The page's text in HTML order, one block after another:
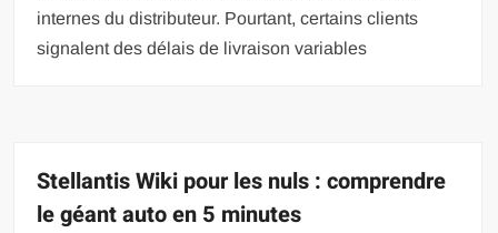
internes du distributeur. Pourtant, certains clients
signalent des délais de livraison variables
Stellantis Wiki pour les nuls : comprendre
le géant auto en 5 minutes